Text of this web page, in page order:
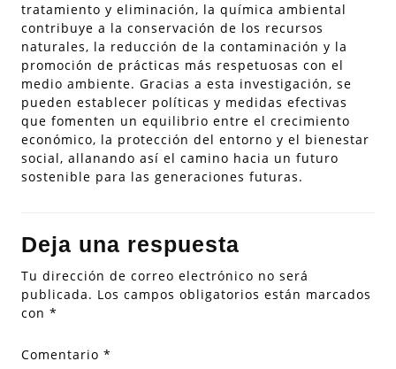
tratamiento y eliminación, la química ambiental
contribuye a la conservación de los recursos
naturales, la reducción de la contaminación y la
promoción de prácticas más respetuosas con el
medio ambiente. Gracias a esta investigación, se
pueden establecer políticas y medidas efectivas
que fomenten un equilibrio entre el crecimiento
económico, la protección del entorno y el bienestar
social, allanando así el camino hacia un futuro
sostenible para las generaciones futuras.
Deja una respuesta
Tu dirección de correo electrónico no será
publicada. Los campos obligatorios están marcados
con *
Comentario *